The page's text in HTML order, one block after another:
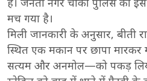
मच गया है।
मिली जानकारी के अनुसार, बीती
स्थित एक मकान पर छापा
सत्यम और अनमोल—को पकड़